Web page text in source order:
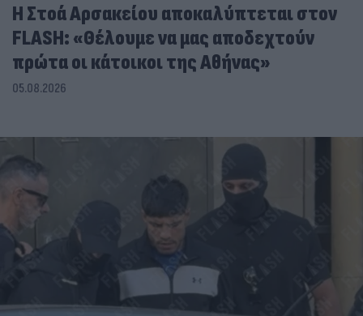
Η Στοά Αρσακείου αποκαλύπτεται στον
FLASH: «Θέλουμε να μας αποδεχτούν
πρώτα οι κάτοικοι της Αθήνας»
05.08.2026